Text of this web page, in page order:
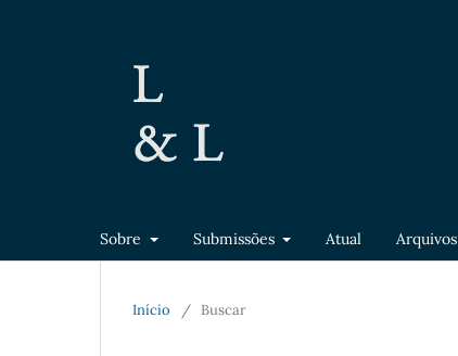
Sobre Submissões Atual Arquivos
Início / Buscar